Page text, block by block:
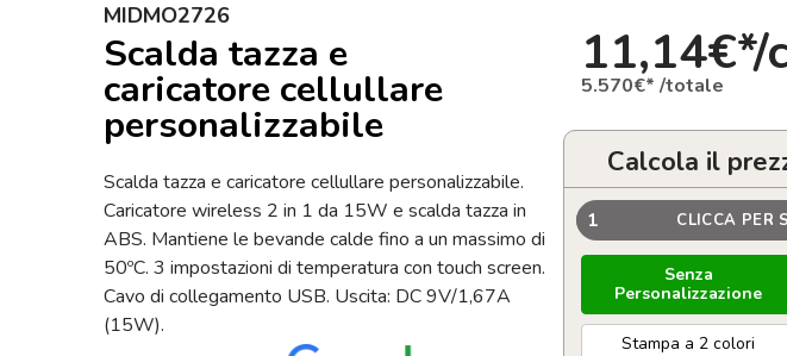
MIDMO2726
Scalda tazza e
caricatore cellullare
personalizzabile
Scalda tazza e caricatore cellullare personalizzabile.
Caricatore wireless 2 in 1 da 15W e scalda tazza in
ABS. Mantiene le bevande calde fino a un massimo di
50ºC. 3 impostazioni di temperatura con touch screen.
Cavo di collegamento USB. Uscita: DC 9V/1,67A
(15W).
11,14€*/
5.570€* /totale
Calcola il
1 CLICCA PER
Senza
Personalizzazione
Stampa a 2 colori